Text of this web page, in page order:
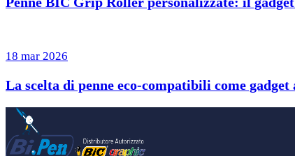
18 mar 2026
La scelta di penne eco-compatibili come